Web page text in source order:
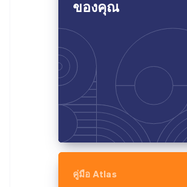
ของคุณ
คู่มือ Atlas